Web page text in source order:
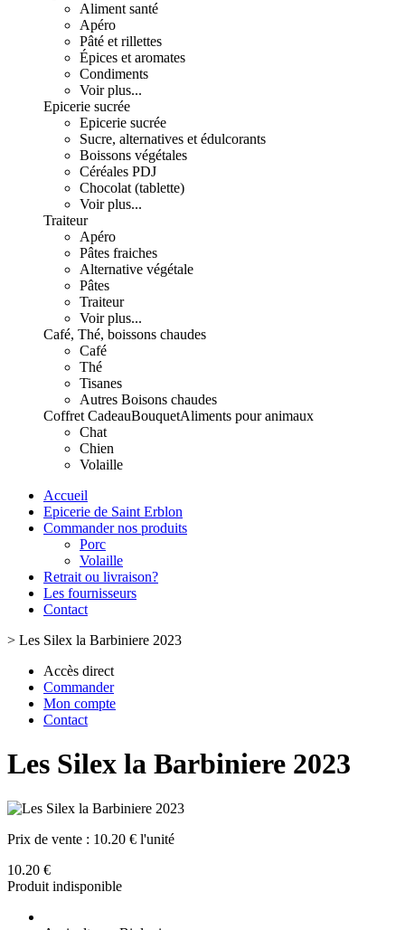
Aliment santé
Apéro
Pâté et rillettes
Épices et aromates
Condiments
Voir plus...
Epicerie sucrée
Epicerie sucrée
Sucre, alternatives et édulcorants
Boissons végétales
Céréales PDJ
Chocolat (tablette)
Voir plus...
Traiteur
Apéro
Pâtes fraiches
Alternative végétale
Pâtes
Traiteur
Voir plus...
Café, Thé, boissons chaudes
Café
Thé
Tisanes
Autres Boisons chaudes
Coffret CadeauBouquetAliments pour animaux
Chat
Chien
Volaille
Accueil
Epicerie de Saint Erblon
Commander nos produits
Porc
Volaille
Retrait ou livraison?
Les fournisseurs
Contact
> Les Silex la Barbiniere 2023
Accès direct
Commander
Mon compte
Contact
Les Silex la Barbiniere 2023
Prix de vente : 10.20 € l'unité
10.20 €
Produit indisponible